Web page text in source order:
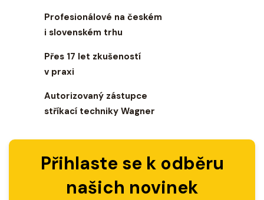
v
v
i
s
Profesionálové na českém
i slovenském trhu
Přes 17 let zkušeností
v praxi
Autorizovaný zástupce
stříkací techniky Wagner
Přihlaste se k odběru
našich novinek